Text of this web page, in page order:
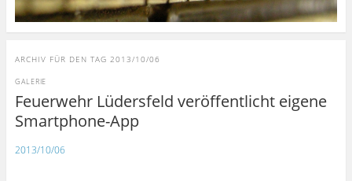
ARCHIV FÜR DEN TAG 2013/10/06
Feuerwehr Lüdersfeld veröffentlicht eigene
Smartphone-App
GALERIE
2013/10/06